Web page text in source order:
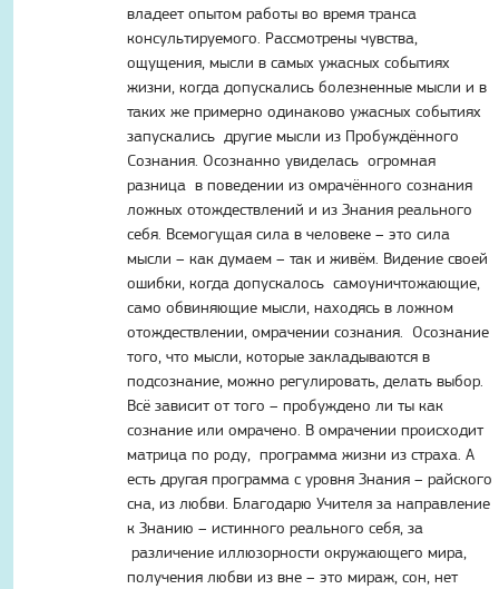
владеет опытом работы во время транса
консультируемого. Рассмотрены чувства,
ощущения, мысли в самых ужасных событиях
жизни, когда допускались болезненные мысли и в
таких же примерно одинаково ужасных событиях
запускались другие мысли из Пробуждённого
Сознания. Осознанно увиделась огромная
разница в поведении из омрачённого сознания
ложных отождествлений и из Знания реального
себя. Всемогущая сила в человеке – это сила
мысли – как думаем – так и живём. Видение своей
ошибки, когда допускалось самоуничтожающие,
само обвиняющие мысли, находясь в ложном
отождествлении, омрачении сознания. Осознание
того, что мысли, которые закладываются в
подсознание, можно регулировать, делать выбор.
Всё зависит от того – пробуждено ли ты как
сознание или омрачено. В омрачении происходит
матрица по роду, программа жизни из страха. А
есть другая программа с уровня Знания – райского
сна, из любви. Благодарю Учителя за направление
к Знанию – истинного реального себя, за
различение иллюзорности окружающего мира,
получения любви из вне – это мираж, сон, нет